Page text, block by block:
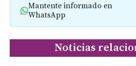
Mantente informado en
WhatsApp
Noticias